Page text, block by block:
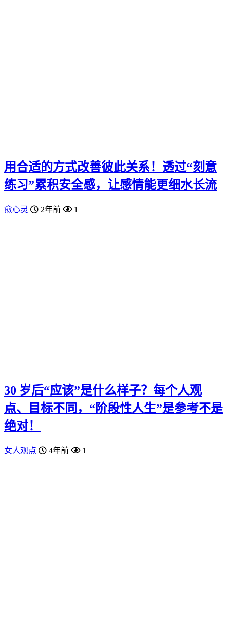
用合适的方式改善彼此关系！透过“刻意
练习”累积安全感，让感情能更细水长流
愈心灵 2年前 1
30 岁后“应该”是什么样子？每个人观
点、目标不同，“阶段性人生”是参考不是
绝对！
女人观点 4年前 1